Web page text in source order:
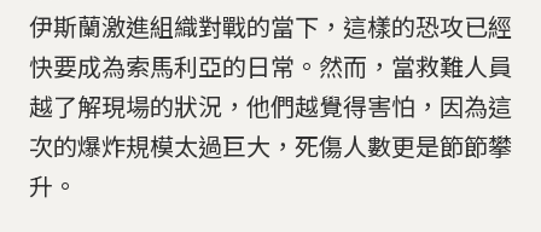
伊斯蘭激進組織對戰的當下，這樣的恐攻已經
快要成為索馬利亞的日常。然而，當救難人員
越了解現場的狀況，他們越覺得害怕，因為這
次的爆炸規模太過巨大，死傷人數更是節節攀
升。